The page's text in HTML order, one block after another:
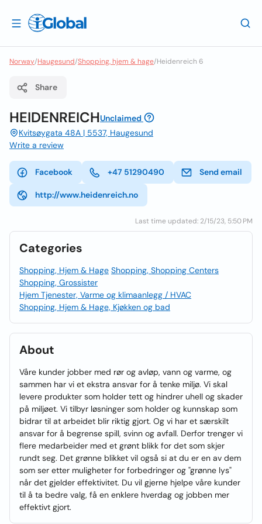
Norway/Haugesund/Shopping, hjem & hage/Heidenreich 6
Share
HEIDENREICHUnclaimed
Kvitsøygata 48A | 5537, Haugesund
Write a review
Facebook +47 51290490 Send email
http://www.heidenreich.no
Last time updated: 2/15/23, 5:50 PM
Categories
Shopping, Hjem & Hage Shopping, Shopping Centers
Shopping, Grossister
Hjem Tjenester, Varme og klimaanlegg / HVAC
Shopping, Hjem & Hage, Kjøkken og bad
About
Våre kunder jobber med rør og avløp, vann og varme, og
sammen har vi et ekstra ansvar for å tenke miljø. Vi skal
levere produkter som holder tett og hindrer uhell og skader
på miljøet. Vi tilbyr løsninger som holder og kunnskap som
bidrar til at arbeidet blir riktig gjort. Og vi har et særskilt
ansvar for å begrense spill, svinn og avfall. Derfor trenger vi
flere medarbeider med et grønt blikk for det som skjer
rundt seg. Det grønne blikket vil også si at du er en av dem
som ser etter muligheter for forbedringer og "grønne lys"
når det gjelder effektivitet. Du vil gjerne hjelpe våre kunder
til å ta bedre valg, få en enklere hverdag og jobben mer
effektivt gjort.